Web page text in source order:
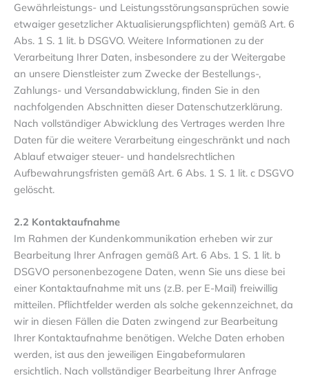
Gewährleistungs- und Leistungsstörungsansprüchen sowie
etwaiger gesetzlicher Aktualisierungspflichten) gemäß Art. 6
Abs. 1 S. 1 lit. b DSGVO. Weitere Informationen zu der
Verarbeitung Ihrer Daten, insbesondere zu der Weitergabe
an unsere Dienstleister zum Zwecke der Bestellungs-,
Zahlungs- und Versandabwicklung, finden Sie in den
nachfolgenden Abschnitten dieser Datenschutzerklärung.
Nach vollständiger Abwicklung des Vertrages werden Ihre
Daten für die weitere Verarbeitung eingeschränkt und nach
Ablauf etwaiger steuer- und handelsrechtlichen
Aufbewahrungsfristen gemäß Art. 6 Abs. 1 S. 1 lit. c DSGVO
gelöscht.
2.2 Kontaktaufnahme
Im Rahmen der Kundenkommunikation erheben wir zur
Bearbeitung Ihrer Anfragen gemäß Art. 6 Abs. 1 S. 1 lit. b
DSGVO personenbezogene Daten, wenn Sie uns diese bei
einer Kontaktaufnahme mit uns (z.B. per E-Mail) freiwillig
mitteilen. Pflichtfelder werden als solche gekennzeichnet, da
wir in diesen Fällen die Daten zwingend zur Bearbeitung
Ihrer Kontaktaufnahme benötigen. Welche Daten erhoben
werden, ist aus den jeweiligen Eingabeformularen
ersichtlich. Nach vollständiger Bearbeitung Ihrer Anfrage